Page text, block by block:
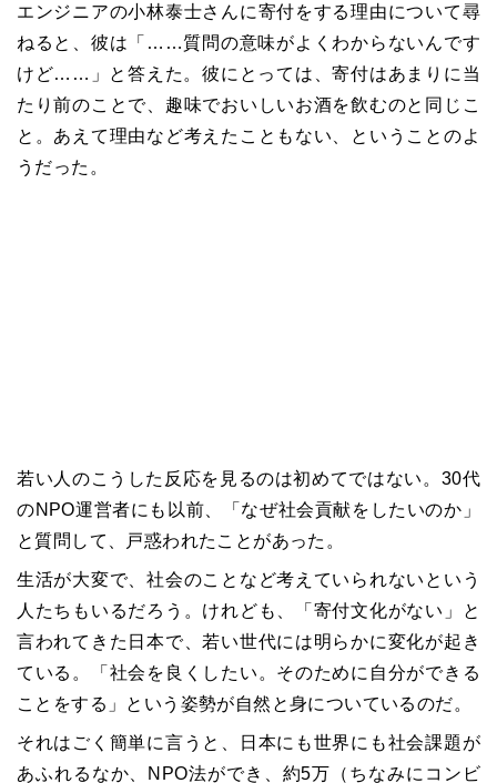
エンジニアの小林泰士さんに寄付をする理由について尋
ねると、彼は「……質問の意味がよくわからないんです
けど……」と答えた。彼にとっては、寄付はあまりに当
たり前のことで、趣味でおいしいお酒を飲むのと同じこ
と。あえて理由など考えたこともない、ということのよ
うだった。
若い人のこうした反応を見るのは初めてではない。30代
のNPO運営者にも以前、「なぜ社会貢献をしたいのか」
と質問して、戸惑われたことがあった。
生活が大変で、社会のことなど考えていられないという
人たちもいるだろう。けれども、「寄付文化がない」と
言われてきた日本で、若い世代には明らかに変化が起き
ている。「社会を良くしたい。そのために自分ができる
ことをする」という姿勢が自然と身についているのだ。
それはごく簡単に言うと、日本にも世界にも社会課題が
あふれるなか、NPO法ができ、約5万（ちなみにコンビ